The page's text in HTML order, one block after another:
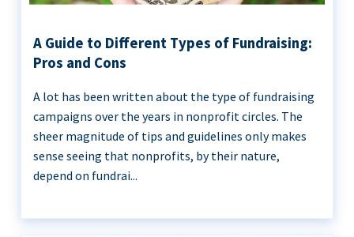
A Guide to Different Types of Fundraising:
Pros and Cons
A lot has been written about the type of fundraising
campaigns over the years in nonprofit circles. The
sheer magnitude of tips and guidelines only makes
sense seeing that nonprofits, by their nature,
depend on fundrai...